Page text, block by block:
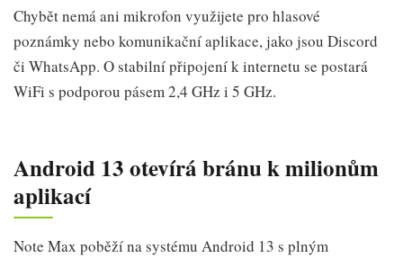
Chybět nemá ani mikrofon využijete pro hlasové
poznámky nebo komunikační aplikace, jako jsou Discord
či WhatsApp. O stabilní připojení k internetu se postará
WiFi s podporou pásem 2,4 GHz i 5 GHz.
Android 13 otevírá bránu k milionům
aplikací
Note Max poběží na systému Android 13 s plným